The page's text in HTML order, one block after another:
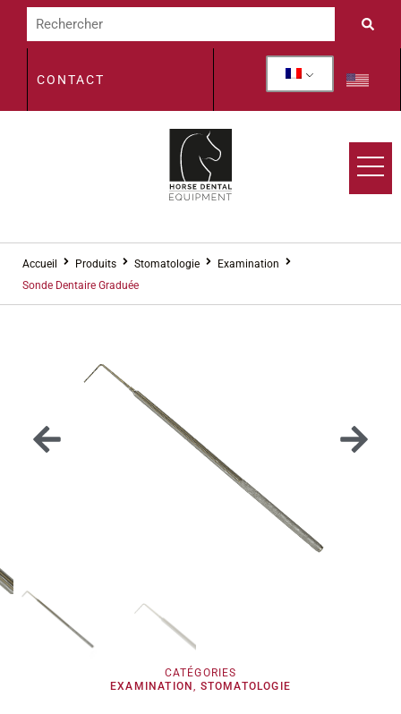
CONTACT
Accueil Produits Stomatologie
Examination
Sonde Dentaire Graduée
CATÉGORIES
EXAMINATION, STOMATOLOGIE